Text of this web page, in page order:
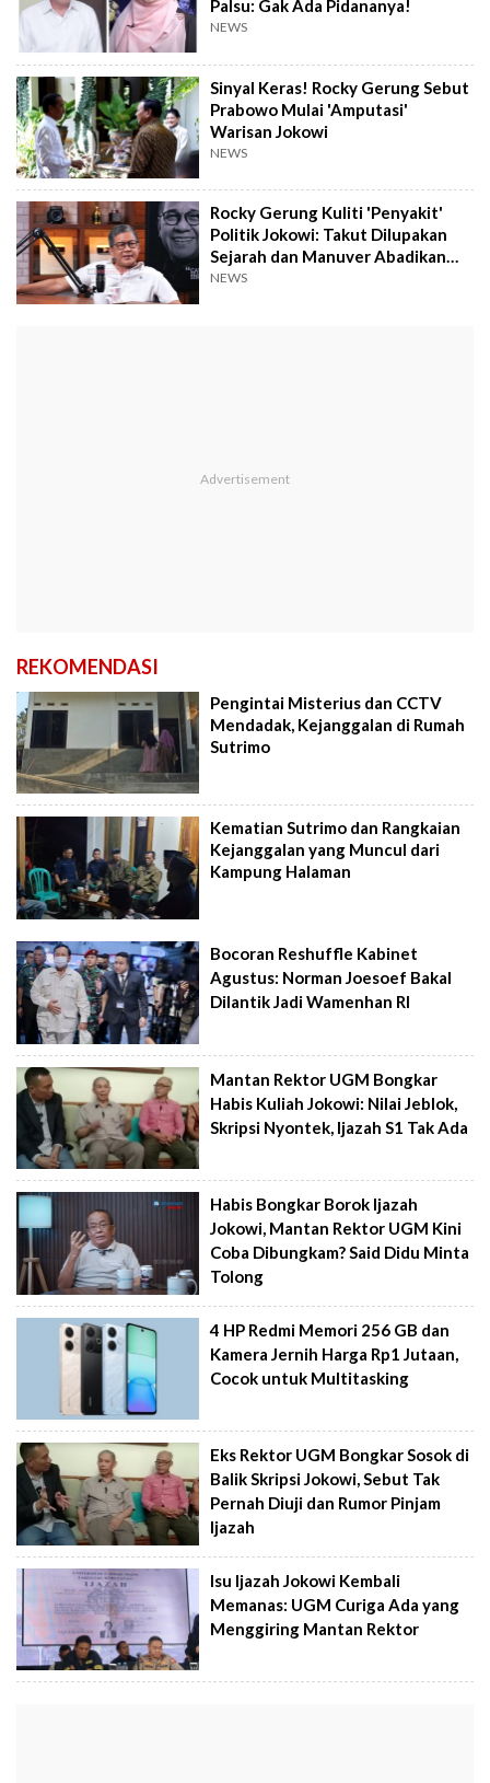
Palsu: Gak Ada Pidananya!
NEWS
Sinyal Keras! Rocky Gerung Sebut
Prabowo Mulai 'Amputasi'
Warisan Jokowi
NEWS
Rocky Gerung Kuliti 'Penyakit'
Politik Jokowi: Takut Dilupakan
Sejarah dan Manuver Abadikan
Warisan
NEWS
REKOMENDASI
Pengintai Misterius dan CCTV
Mendadak, Kejanggalan di Rumah
Sutrimo
Kematian Sutrimo dan Rangkaian
Kejanggalan yang Muncul dari
Kampung Halaman
Bocoran Reshuffle Kabinet
Agustus: Norman Joesoef Bakal
Dilantik Jadi Wamenhan RI
Mantan Rektor UGM Bongkar
Habis Kuliah Jokowi: Nilai Jeblok,
Skripsi Nyontek, Ijazah S1 Tak Ada
Habis Bongkar Borok Ijazah
Jokowi, Mantan Rektor UGM Kini
Coba Dibungkam? Said Didu Minta
Tolong
4 HP Redmi Memori 256 GB dan
Kamera Jernih Harga Rp1 Jutaan,
Cocok untuk Multitasking
Eks Rektor UGM Bongkar Sosok di
Balik Skripsi Jokowi, Sebut Tak
Pernah Diuji dan Rumor Pinjam
Ijazah
Isu Ijazah Jokowi Kembali
Memanas: UGM Curiga Ada yang
Menggiring Mantan Rektor